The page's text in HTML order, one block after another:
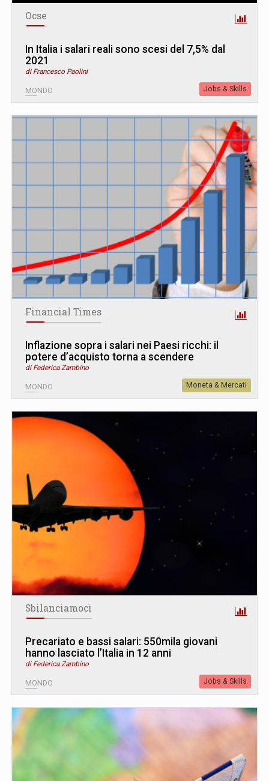
Ocse
In Italia i salari reali sono scesi del 7,5% dal
2021
di Francesco Paolini
MONDO Jobs & Skills
Financial Times
Inflazione sopra i salari nei Paesi ricchi: il
potere d’acquisto torna a scendere
di Federica Zambino
MONDO Moneta & Mercati
Sbilanciamoci
Precariato e bassi salari: 550mila giovani
hanno lasciato l’Italia in 12 anni
di Federica Zambino
MONDO Jobs & Skills